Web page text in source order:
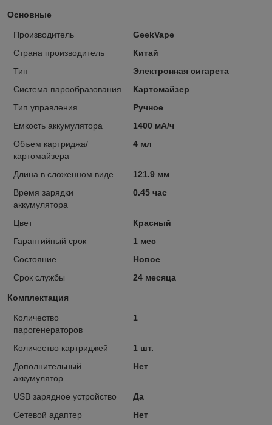
Основные
Производитель
GeekVape
Страна производитель
Китай
Тип
Электронная сигарета
Система парообразования
Картомайзер
Тип управления
Ручное
Емкость аккумулятора
1400 мА/ч
Объем картриджа/
картомайзера
4 мл
Длина в сложенном виде
121.9 мм
Время зарядки
аккумулятора
0.45 час
Цвет
Красный
Гарантийный срок
1 мес
Состояние
Новое
Срок службы
24 месяца
Комплектация
Количество
парогенераторов
1
Количество картриджей
1 шт.
Дополнительный
аккумулятор
Нет
USB зарядное устройство
Да
Сетевой адаптер
Нет